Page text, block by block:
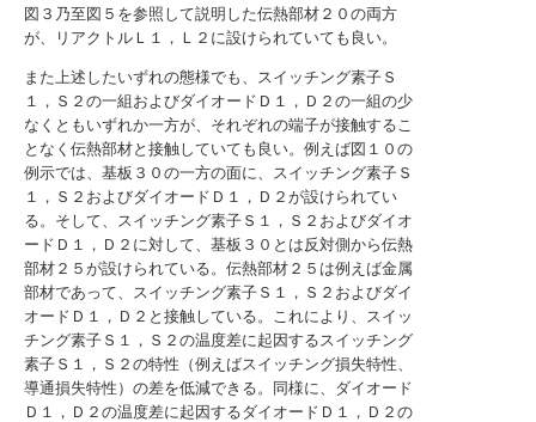
図３乃至図５を参照して説明した伝熱部材２０の両方
が、リアクトルＬ１，Ｌ２に設けられていても良い。
また上述したいずれの態様でも、スイッチング素子Ｓ
１，Ｓ２の一組およびダイオードＤ１，Ｄ２の一組の少
なくともいずれか一方が、それぞれの端子が接触するこ
となく伝熱部材と接触していても良い。例えば図１０の
例示では、基板３０の一方の面に、スイッチング素子Ｓ
１，Ｓ２およびダイオードＤ１，Ｄ２が設けられてい
る。そして、スイッチング素子Ｓ１，Ｓ２およびダイオ
ードＤ１，Ｄ２に対して、基板３０とは反対側から伝熱
部材２５が設けられている。伝熱部材２５は例えば金属
部材であって、スイッチング素子Ｓ１，Ｓ２およびダイ
オードＤ１，Ｄ２と接触している。これにより、スイッ
チング素子Ｓ１，Ｓ２の温度差に起因するスイッチング
素子Ｓ１，Ｓ２の特性（例えばスイッチング損失特性、
導通損失特性）の差を低減できる。同様に、ダイオード
Ｄ１，Ｄ２の温度差に起因するダイオードＤ１，Ｄ２の